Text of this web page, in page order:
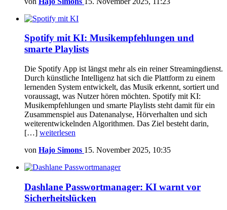
Spotify mit KI: Musikempfehlungen und
smarte Playlists
Die Spotify App ist längst mehr als ein reiner Streamingdienst.
Durch künstliche Intelligenz hat sich die Plattform zu einem
lernenden System entwickelt, das Musik erkennt, sortiert und
voraussagt, was Nutzer hören möchten. Spotify mit KI:
Musikempfehlungen und smarte Playlists steht damit für ein
Zusammenspiel aus Datenanalyse, Hörverhalten und sich
weiterentwickelnden Algorithmen. Das Ziel besteht darin,
[…] weiterlesen
von Hajo Simons 15. November 2025, 10:35
Dashlane Passwortmanager: KI warnt vor
Sicherheitslücken